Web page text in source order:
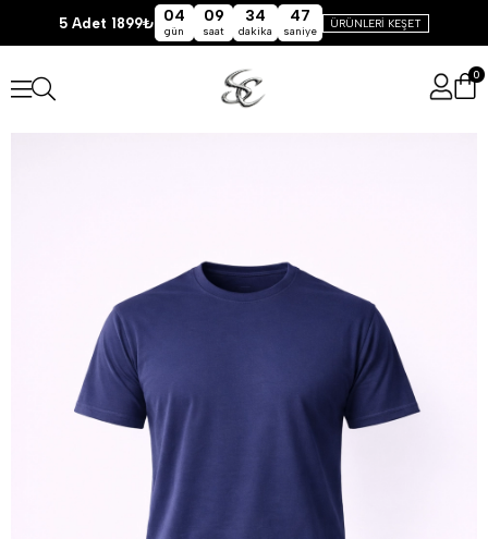
5 Adet 1899₺ 04
gün
09
saat
34
dakika
47
saniye
ÜRÜNLERİ KEŞET
0